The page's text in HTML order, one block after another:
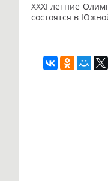
XXXI летние
состоятся в